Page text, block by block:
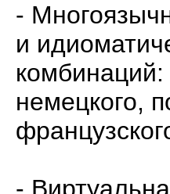
-
и
комбинаций:
немецкого,